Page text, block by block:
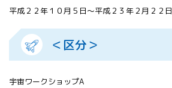
平成２２年１０月５日～平成２３年２月２２日
＜区分＞
宇宙ワークショップA